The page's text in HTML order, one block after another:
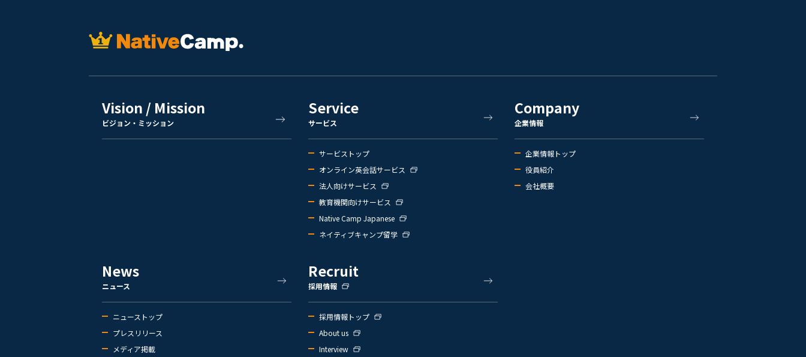
Vision / Mission
ビジョン・ミッション
Service
サービス
サービストップ
オンライン英会話サービス
法人向けサービス
教育機関向けサービス
Native Camp Japanese
ネイティブキャンプ留学
Company
企業情報
企業情報トップ
役員紹介
会社概要
News
ニュース
ニューストップ
プレスリリース
メディア掲載
Recruit
採用情報
採用情報トップ
About us
Interview